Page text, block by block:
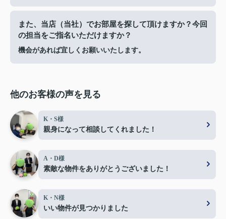
また、当店（当社）でお部屋を探して頂けますか？今回
の担当をご指名いただけますか？
機会があれば宜しくお願いいたします。
他のお客様の声を見る
K・S様
親身になって相談してくれました！
A・D様
素敵な物件をありがとうございました！
K・N様
いい物件が見つかりました